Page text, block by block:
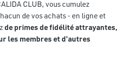
CLUB, vous cumulez
de vos achats - en ligne et
de primes de fidélité attrayantes,
les membres et d'autres